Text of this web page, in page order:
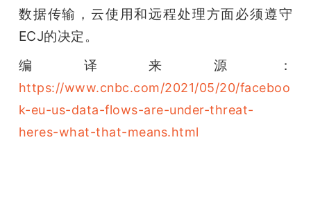
数据传输，云使用和远程处理方面必须遵守
ECJ的决定。
编译来源：
https://www.cnbc.com/2021/05/20/faceboo
k-eu-us-data-flows-are-under-threat-
heres-what-that-means.html